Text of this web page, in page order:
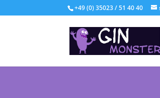
+49 (0) 35023 / 51 40 40